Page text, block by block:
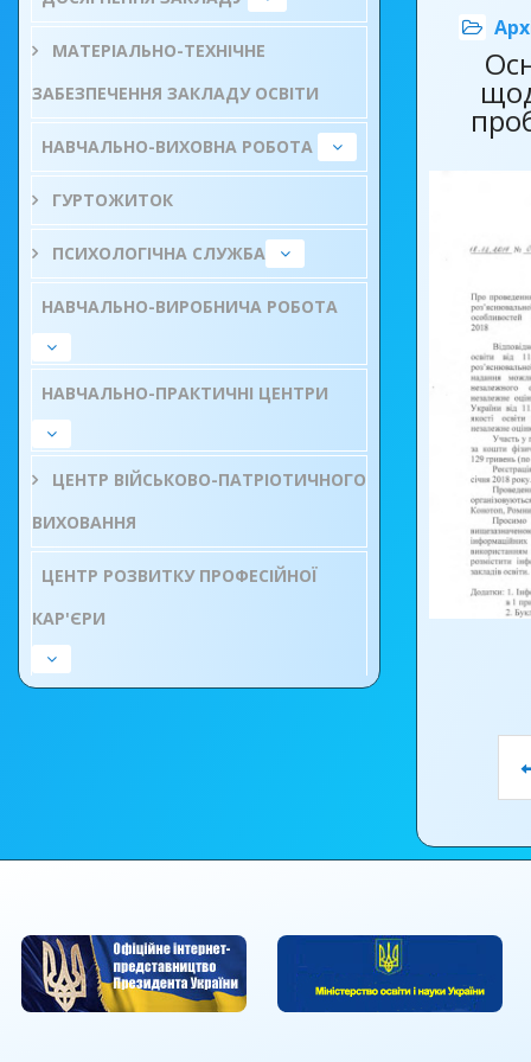
МАТЕРІАЛЬНО-ТЕХНІЧНЕ
ЗАБЕЗПЕЧЕННЯ ЗАКЛАДУ ОСВІТИ
НАВЧАЛЬНО-ВИХОВНА РОБОТА
ГУРТОЖИТОК
ПСИХОЛОГІЧНА СЛУЖБА
НАВЧАЛЬНО-ВИРОБНИЧА РОБОТА
НАВЧАЛЬНО-ПРАКТИЧНІ ЦЕНТРИ
ЦЕНТР ВІЙСЬКОВО-ПАТРІОТИЧНОГО
ВИХОВАННЯ
ЦЕНТР РОЗВИТКУ ПРОФЕСІЙНОЇ
КАР'ЄРИ
щоб іти
щось
Новий
з нас.
що у ці
року
та
того,
людей
27.12.
жарти,
люди,
життя